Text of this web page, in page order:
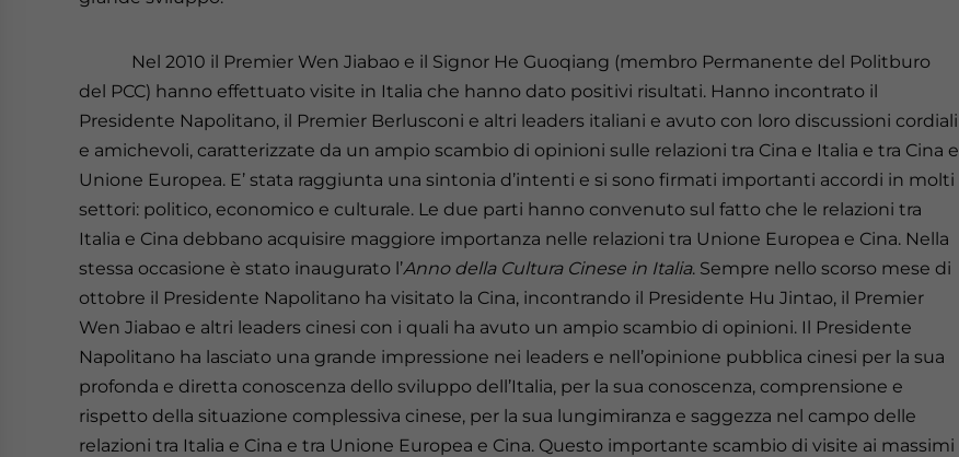
Nel 2010 il Premier Wen Jiabao e il Signor He Guoqiang (membro Permanente del Politburo
del PCC) hanno effettuato visite in Italia che hanno dato positivi risultati. Hanno incontrato il
Presidente Napolitano, il Premier Berlusconi e altri leaders italiani e avuto con loro discussioni cordiali
e amichevoli, caratterizzate da un ampio scambio di opinioni sulle relazioni tra Cina e Italia e tra Cina e
Unione Europea. E’ stata raggiunta una sintonia d’intenti e si sono firmati importanti accordi in molti
settori: politico, economico e culturale. Le due parti hanno convenuto sul fatto che le relazioni tra
Italia e Cina debbano acquisire maggiore importanza nelle relazioni tra Unione Europea e Cina. Nella
stessa occasione è stato inaugurato l’Anno della Cultura Cinese in Italia. Sempre nello scorso mese di
ottobre il Presidente Napolitano ha visitato la Cina, incontrando il Presidente Hu Jintao, il Premier
Wen Jiabao e altri leaders cinesi con i quali ha avuto un ampio scambio di opinioni. Il Presidente
Napolitano ha lasciato una grande impressione nei leaders e nell’opinione pubblica cinesi per la sua
profonda e diretta conoscenza dello sviluppo dell’Italia, per la sua conoscenza, comprensione e
rispetto della situazione complessiva cinese, per la sua lungimiranza e saggezza nel campo delle
relazioni tra Italia e Cina e tra Unione Europea e Cina. Questo importante scambio di visite ai massimi